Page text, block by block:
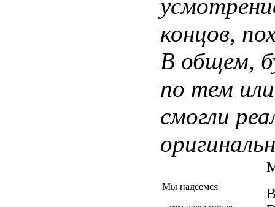
концов,
В общем,
по тем
смогли
Мы надеемся